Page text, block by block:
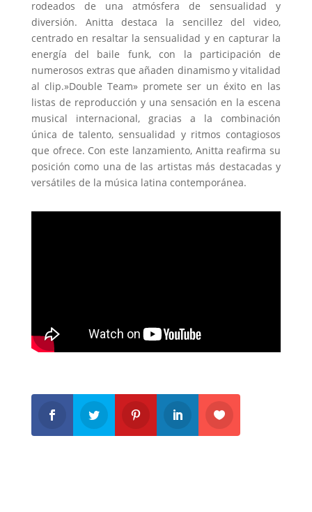
rodeados de una atmósfera de sensualidad y
diversión. Anitta destaca la sencillez del video,
centrado en resaltar la sensualidad y en capturar la
energía del baile funk, con la participación de
numerosos extras que añaden dinamismo y vitalidad
al clip.»Double Team» promete ser un éxito en las
listas de reproducción y una sensación en la escena
musical internacional, gracias a la combinación
única de talento, sensualidad y ritmos contagiosos
que ofrece. Con este lanzamiento, Anitta reafirma su
posición como una de las artistas más destacadas y
versátiles de la música latina contemporánea.